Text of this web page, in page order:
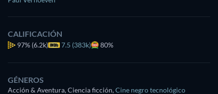
CALIFICACIÓN
97% (6.2k) 7.5 (383k) 80%
GÉNEROS
Acción & Aventura, Ciencia ficción,Cine negro tecnológico